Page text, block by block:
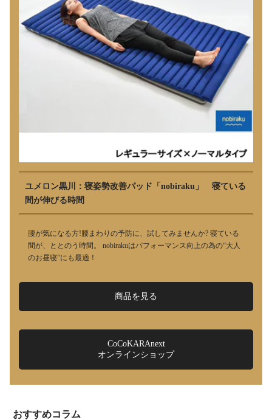
ユメロン黒川：寝姿勢改善パッド「nobiraku」 寝ている
間が伸びる時間
腰が気になる方!腰まわりの予防に、試してみませんか? 寝ている
間が、ととのう時間。 nobirakuはパフォーマンス向上の為の“大人
のお昼寝”にも最適！
商品を見る
CoCoKARAnext
オンラインショップ
おすすめコラム